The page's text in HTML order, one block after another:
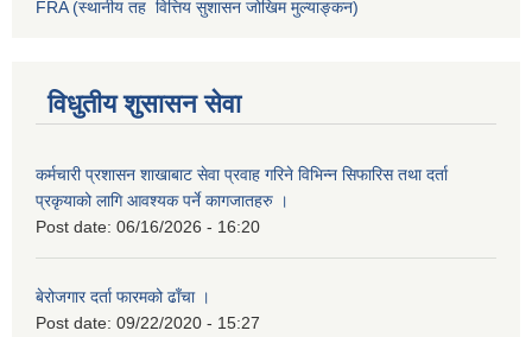
FRA (स्थानीय तह वित्तिय सुशासन जोखिम मुल्याङ्कन)
विधुतीय शुसासन सेवा
कर्मचारी प्रशासन शाखाबाट सेवा प्रवाह गरिने विभिन्न सिफारिस तथा दर्ता
प्रकृयाको लागि आवश्यक पर्ने कागजातहरु ।
Post date: 06/16/2026 - 16:20
बेरोजगार दर्ता फारमको ढाँचा ।
Post date: 09/22/2020 - 15:27